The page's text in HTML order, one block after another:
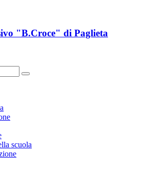
"B.Croce" di Paglieta
scuola